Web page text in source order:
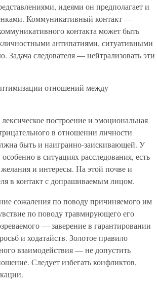
идеями он предполагает и
Коммуникативный контакт —
контакта может быть
антипатиями, ситуативными
Задача следователя — нейтрализовать эти
отношений между
построение и эмоциональная
в отношении личности
быть и наигранно-заискивающей. У
в ситуациях расследования, есть
и интересы. На этой почве и
в контакт с допрашиваемым лицом.
сожаления по поводу причиняемого им
по поводу травмирующего его
— заверение в гарантировании
и ходатайств. Золотое правило
взаимодействия — не допустить
Следует избегать конфликтов,